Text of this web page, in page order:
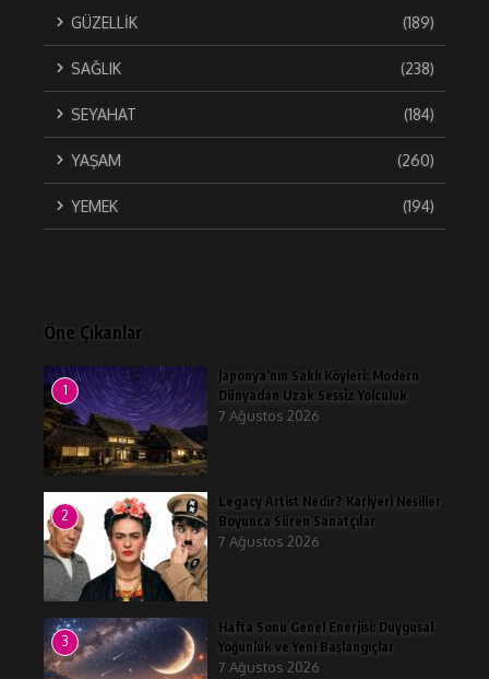
GÜZELLİK (189)
SAĞLIK (238)
SEYAHAT (184)
YAŞAM (260)
YEMEK (194)
Öne Çıkanlar
1
Japonya’nın Saklı Köyleri: Modern
Dünyadan Uzak Sessiz Yolculuk
7 Ağustos 2026
2
Legacy Artist Nedir? Kariyeri Nesiller
Boyunca Süren Sanatçılar
7 Ağustos 2026
3
Hafta Sonu Genel Enerjisi: Duygusal
Yoğunluk ve Yeni Başlangıçlar
7 Ağustos 2026